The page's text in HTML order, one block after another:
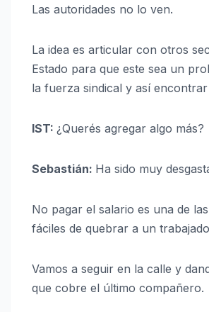
Las autoridades no lo ven.
La idea es articular con otros
Estado para que este sea un
la fuerza sindical y así
IST: ¿Querés agregar algo más?
Sebastián: Ha sido muy
No pagar el salario es una de
fáciles de quebrar a un
Vamos a seguir en la calle y
que cobre el último compañero.